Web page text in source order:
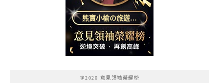
熊寶小榆の旅遊日
記
🧚2020 意見領袖榮耀榜